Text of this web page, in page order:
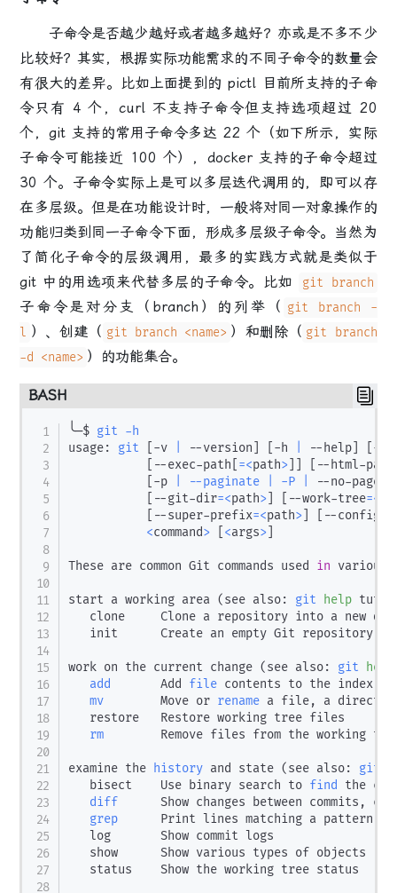
子命令是否越少越好或者越多越好？亦或是不多不少
比较好？ 其实，根据实际功能需求的不同子命令的数量会
有很大的差异。比如上面提到的 pictl 目前所支持的子命
令只有 4 个，curl 不支持子命令但支持选项超过 20
个，git 支持的常用子命令多达 22 个（如下所示，实际
子命令可能接近 100 个），docker 支持的子命令超过
30 个。子命令实际上是可以多层迭代调用的，即可以存
在多层级。但是在功能设计时，一般将对同一对象操作的
功能归类到同一子命令下面，形成多层级子命令。当然为
了简化子命令的层级调用，最多的实践方式就是类似于
git 中的用选项来代替多层的子命令。比如 git branch
子命令是对分支（branch）的列举（ git branch -
l ）、创建（ git branch <name> ）和删除（ git branch
-d <name> ）的功能集合。
BASH
╰─$ git -h
usage: git -v --version -h --help -C
--exec-path =<path> --html-path
-p --paginate -P --no-pager
--git-dir=<path> --work-tree=<
--super-prefix=<path>
--config-
<command> <args>
These are common Git commands used in various
start a working area (see also: git help
clone     Clone a repository into a new
init      Create an empty Git repository
work on the current change (see also: git help
add
       Add
file contents to the index
mv
        Move or
rename a file, a
   restore   Restore working tree files
rm
Remove files from the working
examine the history and state (see also: git
   bisect    Use binary search to
find
the
diff
Show changes between commits,
grep
      Print lines matching a pattern
   log       Show commit logs
   show      Show various types of objects
   status    Show the working tree status